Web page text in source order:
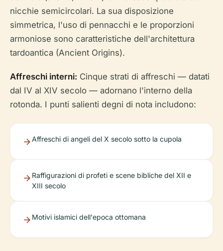
nicchie semicircolari. La sua disposizione
simmetrica, l'uso di pennacchi e le proporzioni
armoniose sono caratteristiche dell'architettura
tardoantica (Ancient Origins).
Affreschi interni: Cinque strati di affreschi — datati
dal IV al XIV secolo — adornano l'interno della
rotonda. I punti salienti degni di nota includono:
Affreschi di angeli del X secolo sotto la cupola
Raffigurazioni di profeti e scene bibliche del XII e
XIII secolo
Motivi islamici dell'epoca ottomana